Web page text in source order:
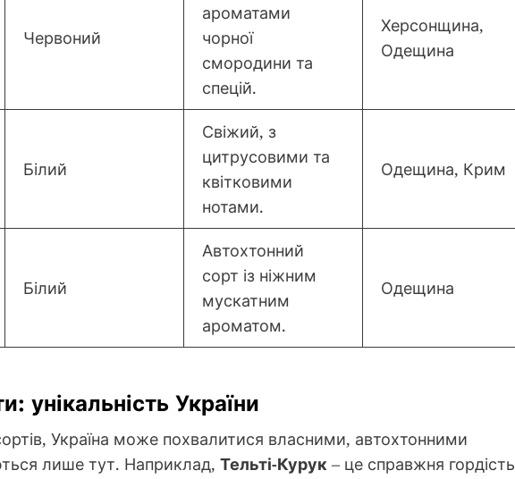
Червоний
ароматами
чорної
смородини та
спецій.
Херсонщина,
Одещина
Білий
Свіжий, з
цитрусовими та
квітковими
нотами.
Одещина, Крим
Білий
Автохтонний
сорт із ніжним
мускатним
ароматом.
Одещина
унікальність України
Україна може похвалитися власними, автохтонними
лише тут. Наприклад, Тельті-Курук – це справжня гордість